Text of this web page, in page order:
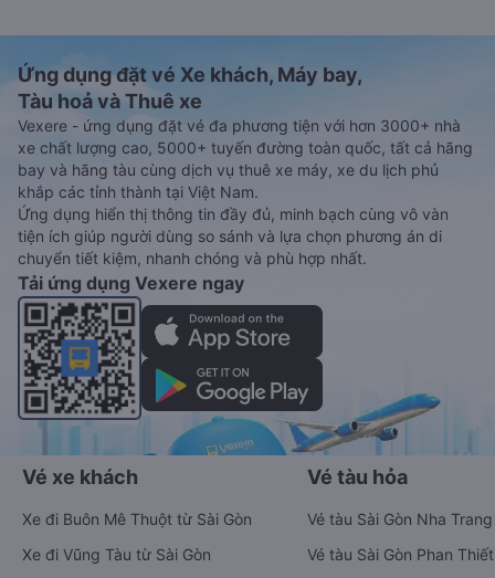
Ứng dụng đặt vé Xe khách, Máy bay,
Tàu hoả và Thuê xe
Vexere - ứng dụng đặt vé đa phương tiện với hơn 3000+ nhà
xe chất lượng cao, 5000+ tuyến đường toàn quốc, tất cả hãng
bay và hãng tàu cùng dịch vụ thuê xe máy, xe du lịch phủ
khắp các tỉnh thành tại Việt Nam.
Ứng dụng hiển thị thông tin đầy đủ, minh bạch cùng vô vàn
tiện ích giúp người dùng so sánh và lựa chọn phương án di
chuyển tiết kiệm, nhanh chóng và phù hợp nhất.
Tải ứng dụng Vexere ngay
Vé xe khách
Xe đi Buôn Mê Thuột từ Sài Gòn
Xe đi Vũng Tàu từ Sài Gòn
Vé tàu hỏa
Vé tàu Sài Gòn Nha Trang
Vé tàu Sài Gòn Phan Thiết